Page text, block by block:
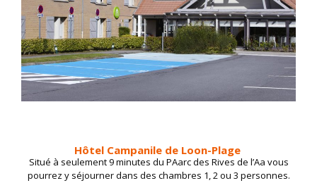
Hôtel Campanile de Loon-Plage
Situé à seulement 9 minutes du PAarc des Rives de l’Aa vous
pourrez y séjourner dans des chambres 1, 2 ou 3 personnes.